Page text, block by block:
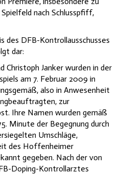
nach Schlusspfiff,
des DFB-Kontrollausschusses
dar:
Christoph Janker wurden in der
am 7. Februar 2009 in
also in Anwesenheit
zur
Ihre Namen wurden gemäß
Minute der Begegnung durch
Umschläge,
des Hoffenheimer
gegeben. Nach der von
Doping-Kontrollarztes